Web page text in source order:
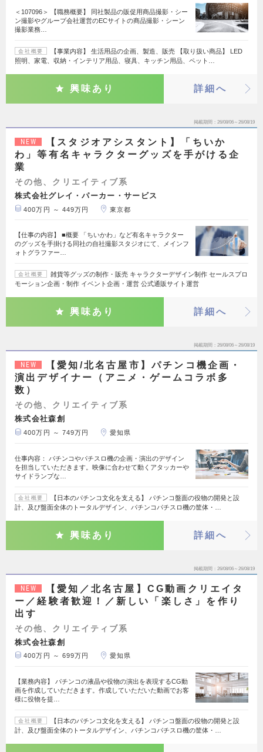
＜107096＞ 【職務概要】 同社製品の販促用商品撮影・シー
ン撮影やグループ会社運営のECサイトの商品撮影・シーン
撮影業務…
会社概要
【事業内容】 生活用品の企画、製造、販売 【取り扱い商品】 LED
照明、家電、収納・インテリア用品、寝具、キッチン用品、ペット…
興味あり 詳細へ
掲載期間 26/08/06～26/08/19
NEW
【スタジオアシスタント】「ちいか
わ」等有名キャラクターグッズを手がける企
業
その他、クリエイティブ系
株式会社グレイ・パーカー・サービス
400万円 ～ 449万円 東京都
【仕事の内容】 ■概要 「ちいかわ」など有名キャラクター
のグッズを手掛ける同社の自社撮影スタジオにて、メインフ
ォトグラファー…
会社概要
雑貨等グッズの制作・販売 キャラクターデザイン制作 セールスプロ
モーション企画・制作 イベント企画・運営 公式通販サイト運営
興味あり 詳細へ
掲載期間 26/08/06～26/08/19
NEW
【愛知/北名古屋市】パチンコ機企画・
演出デザイナー（アニメ・ゲームコラボ多
数）
その他、クリエイティブ系
株式会社森創
400万円 ～ 749万円 愛知県
仕事内容： パチンコやパチスロ機の企画・演出のデザイン
を担当していただきます。映像に合わせて動くアタッカーや
サイドランプな…
会社概要
【日本のパチンコ文化を支える】 パチンコ盤面の役物の開発と設
計、及び盤面全体のトータルデザイン、パチンコパチスロ機の筐体・…
興味あり 詳細へ
掲載期間 26/08/06～26/08/19
NEW
【愛知／北名古屋】CG動画クリエイタ
ー／経験者歓迎！／新しい「楽しさ」を作り
出す
その他、クリエイティブ系
株式会社森創
400万円 ～ 699万円 愛知県
【業務内容】 パチンコの液晶や役物の演出を表現するCG動
画を作成していただきます。作成していただいた動画でお客
様に役物を提…
会社概要
【日本のパチンコ文化を支える】 パチンコ盤面の役物の開発と設
計、及び盤面全体のトータルデザイン、パチンコパチスロ機の筐体・…